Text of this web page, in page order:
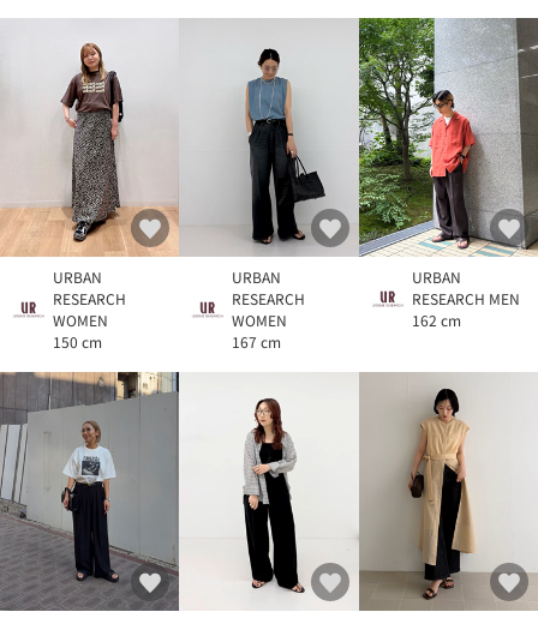
URBAN
RESEARCH
WOMEN
150 cm
URBAN
RESEARCH
WOMEN
167 cm
URBAN
RESEARCH MEN
162 cm